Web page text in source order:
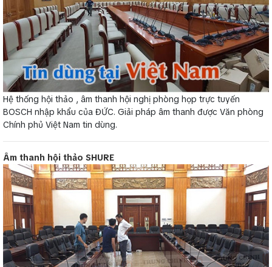
Hệ thống hội thảo , âm thanh hội nghị phòng họp trực tuyến
BOSCH nhập khẩu của ĐỨC. Giải pháp âm thanh được Văn phòng
Chính phủ Việt Nam tin dùng.
Âm thanh hội thảo SHURE